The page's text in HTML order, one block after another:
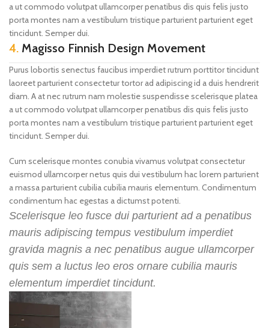
a ut commodo volutpat ullamcorper penatibus dis quis felis justo
porta montes nam a vestibulum tristique parturient parturient eget
tincidunt. Semper dui.
4. Magisso Finnish Design Movement
Purus lobortis senectus faucibus imperdiet rutrum porttitor tincidunt
laoreet parturient consectetur tortor ad adipiscing id a duis hendrerit
diam. A at nec rutrum nam molestie suspendisse scelerisque platea
a ut commodo volutpat ullamcorper penatibus dis quis felis justo
porta montes nam a vestibulum tristique parturient parturient eget
tincidunt. Semper dui.
Cum scelerisque montes conubia vivamus volutpat consectetur
euismod ullamcorper netus quis dui vestibulum hac lorem parturient
a massa parturient cubilia cubilia mauris elementum. Condimentum
condimentum hac egestas a dictumst potenti.
Scelerisque leo fusce dui parturient ad a penatibus
mauris adipiscing tempus vestibulum imperdiet
gravida magnis a nec penatibus augue ullamcorper
quis sem a luctus leo eros ornare cubilia mauris
elementum imperdiet tincidunt.